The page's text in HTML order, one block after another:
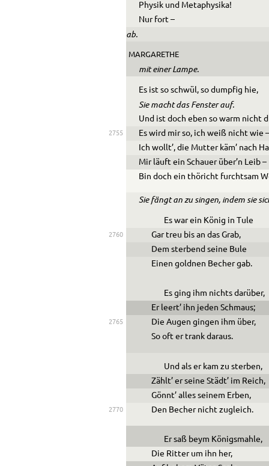
Physik und Metaphysika!
Nur fort –
ab.
MARGARETHE
mit einer Lampe.
Es ist so schwül, so dumpfig hie,
Sie macht das Fenster auf.
Und ist doch eben so warm nicht
2755
Es wird mir so, ich weiß nicht wie
Ich wollt’, die Mutter käm’ nach
Mir läuft ein Schauer über’n Leib –
Bin doch ein thöricht furchtsam
Sie fängt an zu singen, indem sie
Es war ein König in Tule
2760
Gar treu bis an das Grab,
Dem sterbend seine Bule
Einen goldnen Becher gab.
Es ging ihm nichts darüber,
Er leert’ ihn jeden Schmaus;
2765
Die Augen gingen ihm über,
So oft er trank daraus.
Und als er kam zu sterben,
Zählt’ er seine Städt’ im Reich,
Gönnt’ alles seinem Erben,
2770 Den Becher nicht zugleich.
Er saß beym Königsmahle,
Die Ritter um ihn her,